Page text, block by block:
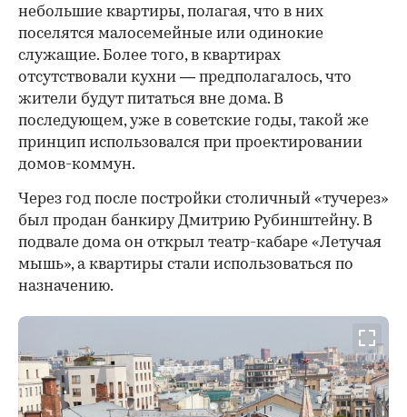
небольшие квартиры, полагая, что в них
поселятся малосемейные или одинокие
служащие. Более того, в квартирах
отсутствовали кухни — предполагалось, что
жители будут питаться вне дома. В
последующем, уже в советские годы, такой же
принцип использовался при проектировании
домов-коммун.
Через год после постройки столичный «тучерез»
был продан банкиру Дмитрию Рубинштейну. В
подвале дома он открыл театр-кабаре «Летучая
мышь», а квартиры стали использоваться по
назначению.